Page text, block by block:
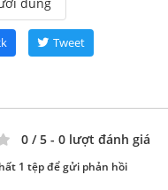
dùng
Tweet
0 / 5 - 0 lượt đánh giá
1 tệp để gửi phản hồi